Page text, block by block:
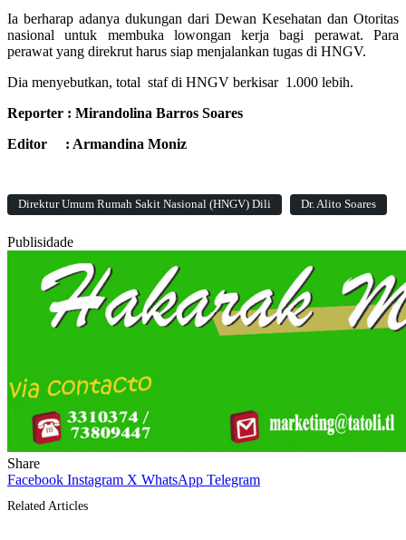
Ia berharap adanya dukungan dari Dewan Kesehatan dan Otoritas
nasional untuk membuka lowongan kerja bagi perawat. Para
perawat yang direkrut harus siap menjalankan tugas di HNGV.
Dia menyebutkan, total staf di HNGV berkisar 1.000 lebih.
Reporter : Mirandolina Barros Soares
Editor : Armandina Moniz
Direktur Umum Rumah Sakit Nasional (HNGV) Dili Dr. Alito Soares
Publisidade
Share
Facebook Instagram X WhatsApp Telegram
Related Articles